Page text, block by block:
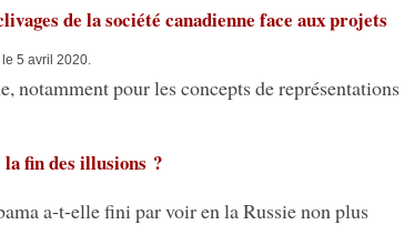
de la société canadienne face aux projets
, le 5 avril 2020.
notamment pour les concepts de représentations
fin des illusions ?
a-t-elle fini par voir en la Russie non plus